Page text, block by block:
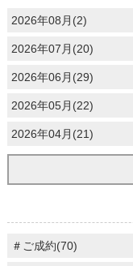
2026年08月(2)
2026年07月(20)
2026年06月(29)
2026年05月(22)
2026年04月(21)
＃ご成約(70)